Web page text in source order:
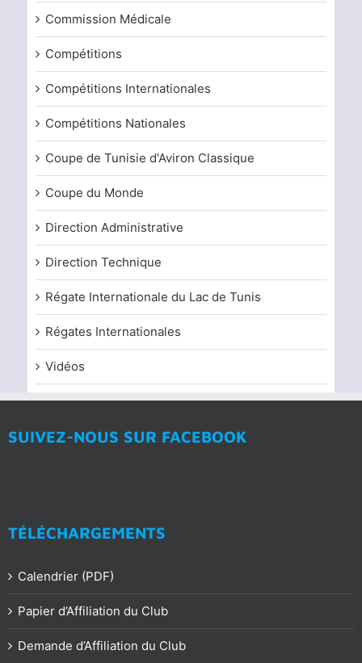
Commission Médicale
Compétitions
Compétitions Internationales
Compétitions Nationales
Coupe de Tunisie d'Aviron Classique
Coupe du Monde
Direction Administrative
Direction Technique
Régate Internationale du Lac de Tunis
Régates Internationales
Vidéos
SUIVEZ-NOUS SUR FACEBOOK
TÉLÉCHARGEMENTS
Calendrier (PDF)
Papier d’Affiliation du Club
Demande d’Affiliation du Club